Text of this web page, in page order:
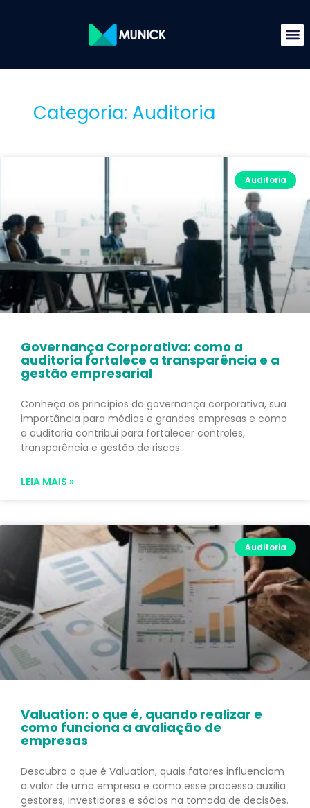
Categoria: Auditoria
Auditoria
Governança Corporativa: como a
auditoria fortalece a transparência e a
gestão empresarial
Conheça os princípios da governança corporativa, sua
importância para médias e grandes empresas e como
a auditoria contribui para fortalecer controles,
transparência e gestão de riscos.
LEIA MAIS »
Auditoria
Valuation: o que é, quando realizar e
como funciona a avaliação de
empresas
Descubra o que é Valuation, quais fatores influenciam
o valor de uma empresa e como esse processo auxilia
gestores, investidores e sócios na tomada de decisões.